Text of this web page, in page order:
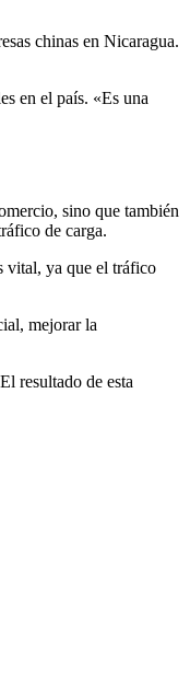
chinas en Nicaragua.
en el país. «Es una
sino que también
de carga.
vital, ya que el tráfico
mejorar la
resultado de esta